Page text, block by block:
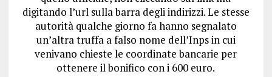
digitando l’url sulla barra degli indirizzi. Le stesse
autorità qualche giorno fa hanno segnalato
un’altra truffa a falso nome dell’Inps in cui
venivano chieste le coordinate bancarie per
ottenere il bonifico con i 600 euro.